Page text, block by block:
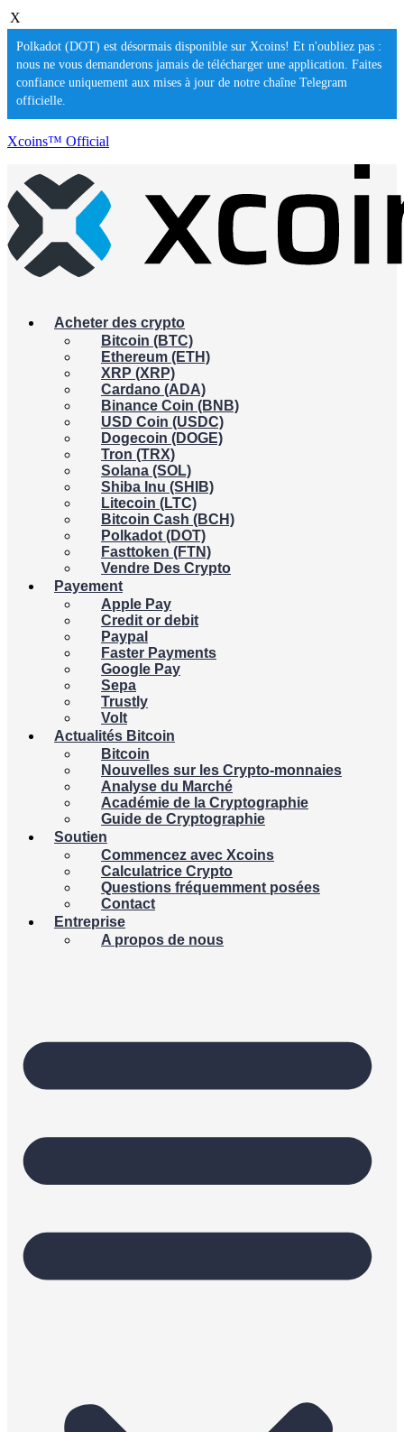
X
Polkadot (DOT) est désormais disponible sur Xcoins! Et n'oubliez pas :
nous ne vous demanderons jamais de télécharger une application. Faites
confiance uniquement aux mises à jour de notre chaîne Telegram
officielle.
Xcoins™ Official
Acheter des crypto
Bitcoin (BTC)
Ethereum (ETH)
XRP (XRP)
Cardano (ADA)
Binance Coin (BNB)
USD Coin (USDC)
Dogecoin (DOGE)
Tron (TRX)
Solana (SOL)
Shiba Inu (SHIB)
Litecoin (LTC)
Bitcoin Cash (BCH)
Polkadot (DOT)
Fasttoken (FTN)
Vendre Des Crypto
Payement
Apple Pay
Credit or debit
Paypal
Faster Payments
Google Pay
Sepa
Trustly
Volt
Actualités Bitcoin
Bitcoin
Nouvelles sur les Crypto-monnaies
Analyse du Marché
Académie de la Cryptographie
Guide de Cryptographie
Soutien
Commencez avec Xcoins
Calculatrice Crypto
Questions fréquemment posées
Contact
Entreprise
A propos de nous